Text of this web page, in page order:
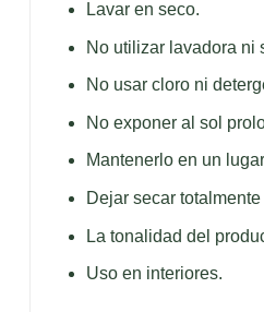
Lavar en seco.
No utilizar lavadora ni
No usar cloro ni
No exponer al sol
Mantenerlo en un
Dejar secar
La tonalidad del
Uso en interiores.